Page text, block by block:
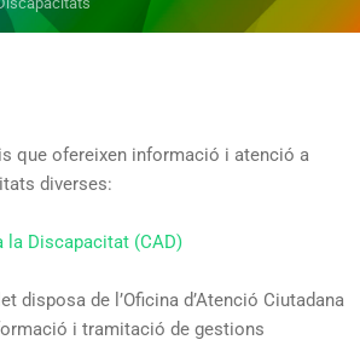
que ofereixen informació i atenció a
diverses:
la Discapacitat (CAD)
disposa de l’Oficina d’Atenció Ciutadana
i tramitació de gestions